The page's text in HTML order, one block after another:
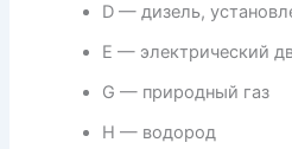
D — дизель,
Е — электрический
G — природный газ
Н — водород